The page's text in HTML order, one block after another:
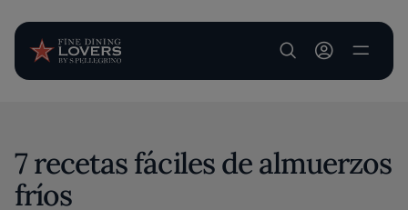
User account
7 recetas fáciles de almuerzos
fríos